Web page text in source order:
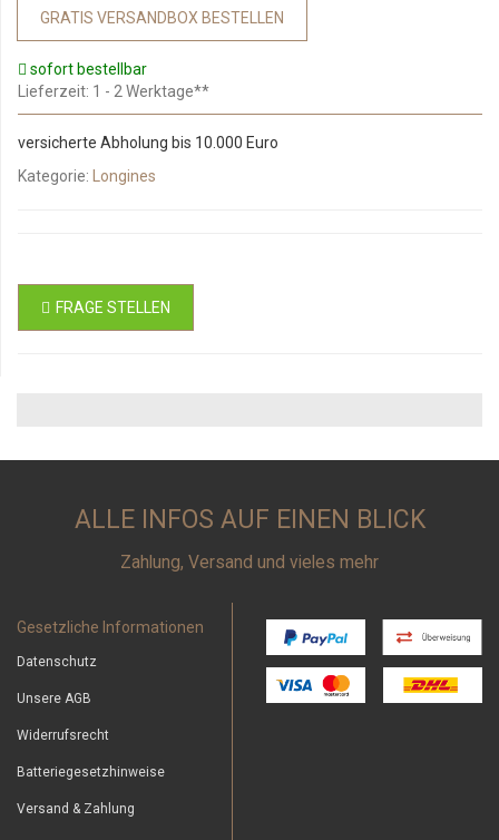
GRATIS VERSANDBOX BESTELLEN
sofort bestellbar
Lieferzeit: 1 - 2 Werktage**
versicherte Abholung bis 10.000 Euro
Kategorie:
Longines
FRAGE STELLEN
ALLE INFOS AUF EINEN BLICK
Zahlung, Versand und vieles mehr
Gesetzliche Informationen
Datenschutz
Unsere AGB
Widerrufsrecht
Batteriegesetzhinweise
Versand & Zahlung